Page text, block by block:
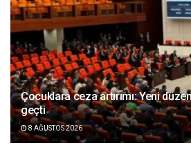
Çocuklara ceza artırımı: Yeni
geçti
8 AĞUSTOS 2026